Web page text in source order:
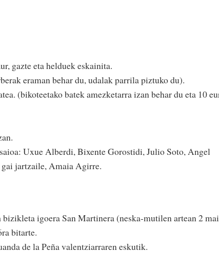
gazte eta helduek eskainita.
eraman behar du, udalak parrila piztuko du).
(bikoteetako batek amezketarra izan behar du eta 10
Uxue Alberdi, Bixente Gorostidi, Julio Soto, Angel
jartzaile, Amaia Agirre.
igoera San Martinera (neska-mutilen artean 2
bitarte.
de la Peña valentziarraren eskutik.